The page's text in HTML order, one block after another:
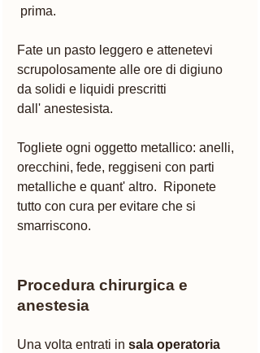
prima.
Fate un pasto leggero e attenetevi
scrupolosamente alle ore di digiuno
da solidi e liquidi prescritti
dall' anestesista.
Togliete ogni oggetto metallico: anelli,
orecchini, fede, reggiseni con parti
metalliche e quant' altro.  Riponete
tutto con cura per evitare che si
smarriscono.
Procedura chirurgica e
anestesia
Una volta entrati in sala operatoria